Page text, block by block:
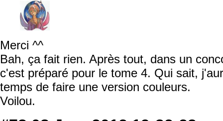
Merci ^^
Bah, ça fait rien. Après tout, dans un
c'est préparé pour le tome 4. Qui sait,
temps de faire une version couleurs.
Voilou.